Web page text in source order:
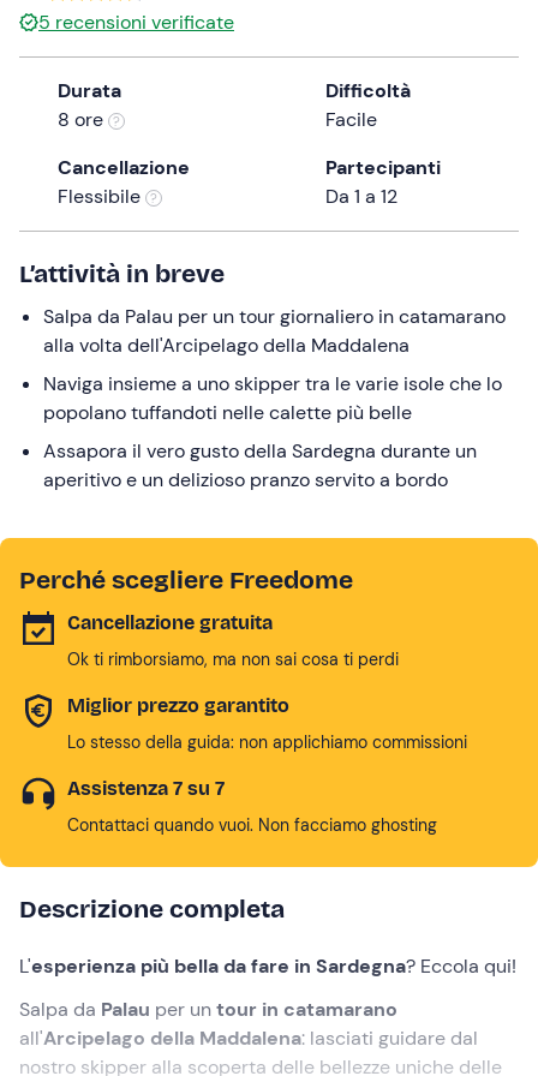
the
question
mark
keyboard
shortcuts
for
changing
dates.
179 €
5 recensioni verificate
Durata
8 ore
Difficoltà
Facile
Cancellazione
Flessibile
Partecipanti
Da 1 a 12
L’attività in breve
Salpa da Palau per un tour giornaliero in catamarano
alla volta dell'Arcipelago della Maddalena
Naviga insieme a uno skipper tra le varie isole che lo
popolano tuffandoti nelle calette più belle
Assapora il vero gusto della Sardegna durante un
aperitivo e un delizioso pranzo servito a bordo
Perché scegliere Freedome
Cancellazione gratuita
Ok ti rimborsiamo, ma non sai cosa ti perdi
Miglior prezzo garantito
Lo stesso della guida: non applichiamo commissioni
Assistenza 7 su 7
Contattaci quando vuoi. Non facciamo ghosting
Descrizione completa
L'esperienza più bella da fare in Sardegna? Eccola qui!
Salpa da Palau per untour in catamarano
all'Arcipelago della Maddalena: lasciati guidare dal
nostro skipper alla scoperta delle bellezze uniche delle